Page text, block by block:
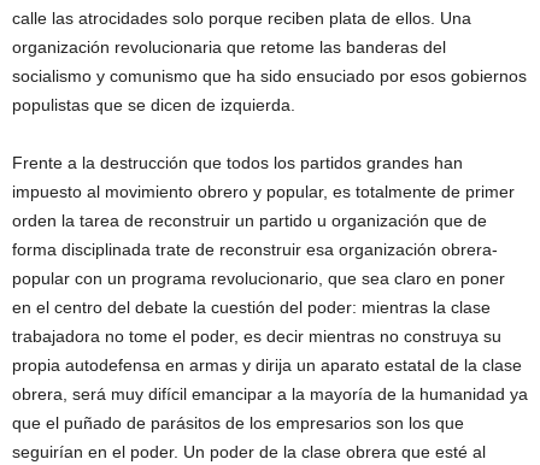
calle las atrocidades solo porque reciben plata de ellos. Una
organización revolucionaria que retome las banderas del
socialismo y comunismo que ha sido ensuciado por esos gobiernos
populistas que se dicen de izquierda.
Frente a la destrucción que todos los partidos grandes han
impuesto al movimiento obrero y popular, es totalmente de primer
orden la tarea de reconstruir un partido u organización que de
forma disciplinada trate de reconstruir esa organización obrera-
popular con un programa revolucionario, que sea claro en poner
en el centro del debate la cuestión del poder: mientras la clase
trabajadora no tome el poder, es decir mientras no construya su
propia autodefensa en armas y dirija un aparato estatal de la clase
obrera, será muy difícil emancipar a la mayoría de la humanidad ya
que el puñado de parásitos de los empresarios son los que
seguirían en el poder. Un poder de la clase obrera que esté al